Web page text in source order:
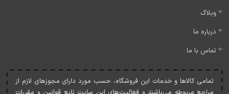
وبلاگ
درباره ما
تماس با ما
تمامی کالاها و خدمات اين فروشگاه، حسب مورد دارای مجوزهای لازم از